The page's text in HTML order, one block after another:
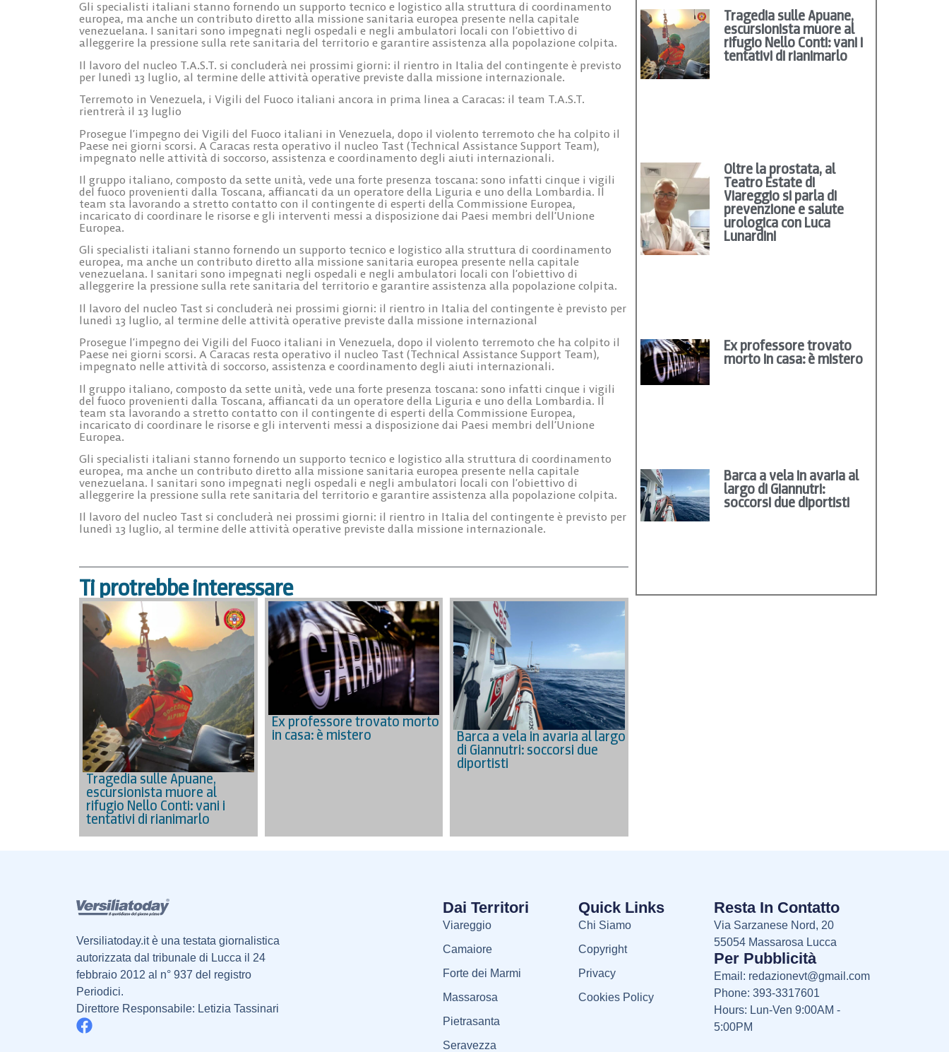
Gli specialisti italiani stanno fornendo un supporto tecnico e logistico alla struttura di coordinamento
europea, ma anche un contributo diretto alla missione sanitaria europea presente nella capitale
venezuelana. I sanitari sono impegnati negli ospedali e negli ambulatori locali con l’obiettivo di
alleggerire la pressione sulla rete sanitaria del territorio e garantire assistenza alla popolazione colpita.
Il lavoro del nucleo T.A.S.T. si concluderà nei prossimi giorni: il rientro in Italia del contingente è previsto
per lunedì 13 luglio, al termine delle attività operative previste dalla missione internazionale.
Terremoto in Venezuela, i Vigili del Fuoco italiani ancora in prima linea a Caracas: il team T.A.S.T.
rientrerà il 13 luglio
Prosegue l’impegno dei Vigili del Fuoco italiani in Venezuela, dopo il violento terremoto che ha colpito il
Paese nei giorni scorsi. A Caracas resta operativo il nucleo Tast (Technical Assistance Support Team),
impegnato nelle attività di soccorso, assistenza e coordinamento degli aiuti internazionali.
Il gruppo italiano, composto da sette unità, vede una forte presenza toscana: sono infatti cinque i vigili
del fuoco provenienti dalla Toscana, affiancati da un operatore della Liguria e uno della Lombardia. Il
team sta lavorando a stretto contatto con il contingente di esperti della Commissione Europea,
incaricato di coordinare le risorse e gli interventi messi a disposizione dai Paesi membri dell’Unione
Europea.
Gli specialisti italiani stanno fornendo un supporto tecnico e logistico alla struttura di coordinamento
europea, ma anche un contributo diretto alla missione sanitaria europea presente nella capitale
venezuelana. I sanitari sono impegnati negli ospedali e negli ambulatori locali con l’obiettivo di
alleggerire la pressione sulla rete sanitaria del territorio e garantire assistenza alla popolazione colpita.
Il lavoro del nucleo Tast si concluderà nei prossimi giorni: il rientro in Italia del contingente è previsto per
lunedì 13 luglio, al termine delle attività operative previste dalla missione internazional
Prosegue l’impegno dei Vigili del Fuoco italiani in Venezuela, dopo il violento terremoto che ha colpito il
Paese nei giorni scorsi. A Caracas resta operativo il nucleo Tast (Technical Assistance Support Team),
impegnato nelle attività di soccorso, assistenza e coordinamento degli aiuti internazionali.
Il gruppo italiano, composto da sette unità, vede una forte presenza toscana: sono infatti cinque i vigili
del fuoco provenienti dalla Toscana, affiancati da un operatore della Liguria e uno della Lombardia. Il
team sta lavorando a stretto contatto con il contingente di esperti della Commissione Europea,
incaricato di coordinare le risorse e gli interventi messi a disposizione dai Paesi membri dell’Unione
Europea.
Gli specialisti italiani stanno fornendo un supporto tecnico e logistico alla struttura di coordinamento
europea, ma anche un contributo diretto alla missione sanitaria europea presente nella capitale
venezuelana. I sanitari sono impegnati negli ospedali e negli ambulatori locali con l’obiettivo di
alleggerire la pressione sulla rete sanitaria del territorio e garantire assistenza alla popolazione colpita.
Il lavoro del nucleo Tast si concluderà nei prossimi giorni: il rientro in Italia del contingente è previsto per
lunedì 13 luglio, al termine delle attività operative previste dalla missione internazionale.
Ti protrebbe interessare
Tragedia sulle Apuane,
escursionista muore al
rifugio Nello Conti: vani i
tentativi di rianimarlo
Ex professore trovato morto
in casa: è mistero Barca a vela in avaria al largo
di Giannutri: soccorsi due
diportisti
Tragedia sulle Apuane,
escursionista muore al
rifugio Nello Conti: vani i
tentativi di rianimarlo
Oltre la prostata, al
Teatro Estate di
Viareggio si parla di
prevenzione e salute
urologica con Luca
Lunardini
Ex professore trovato
morto in casa: è mistero
Barca a vela in avaria al
largo di Giannutri:
soccorsi due diportisti
Versiliatoday.it è una testata giornalistica
autorizzata dal tribunale di Lucca il 24
febbraio 2012 al n° 937 del registro
Periodici.
Direttore Responsabile: Letizia Tassinari
Dai Territori
Viareggio
Camaiore
Forte dei Marmi
Massarosa
Pietrasanta
Seravezza
Quick Links
Chi Siamo
Copyright
Privacy
Cookies Policy
Resta In Contatto
Via Sarzanese Nord, 20
55054 Massarosa Lucca
Per Pubblicità
Email: redazionevt@gmail.com
Phone: 393-3317601
Hours: Lun-Ven 9:00AM -
5:00PM